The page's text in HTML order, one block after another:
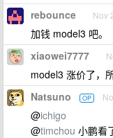
rebounce Nov
加钱 model3 吧。
xiaowei7777
model3 涨价了，
Natsuno OP
@ichigo
@timchou 小鹏看